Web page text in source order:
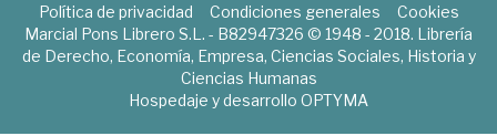
Política de privacidad Condiciones generales
Cookies
Marcial Pons Librero S.L. - B82947326 © 1948 - 2018. Librería
de Derecho, Economía, Empresa, Ciencias Sociales, Historia y
Ciencias Humanas
Hospedaje y desarrollo OPTYMA